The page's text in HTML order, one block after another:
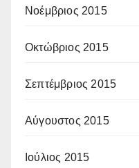
Νοέμβριος 2015
Οκτώβριος 2015
Σεπτέμβριος 2015
Αύγουστος 2015
Ιούλιος 2015